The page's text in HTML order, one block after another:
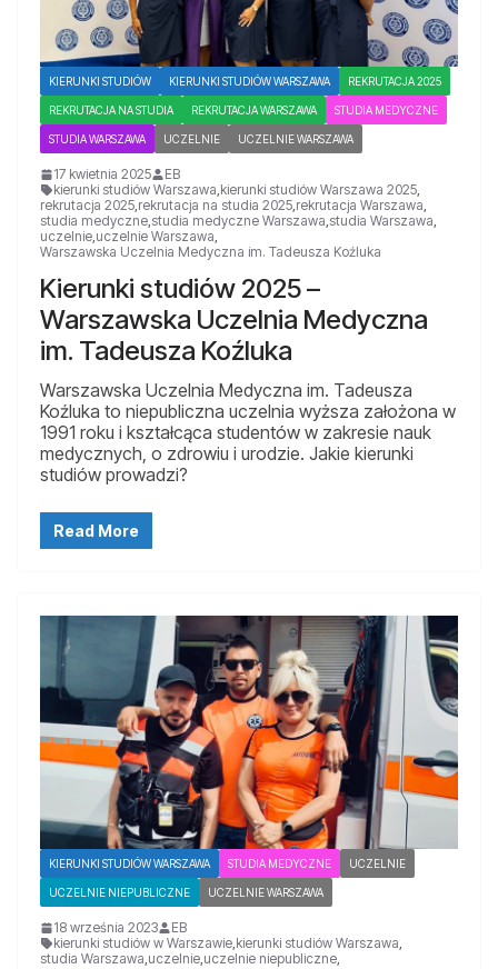
KIERUNKI STUDIÓW KIERUNKI STUDIÓW WARSZAWA REKRUTACJA 2025
REKRUTACJA NA STUDIA REKRUTACJA WARSZAWA STUDIA MEDYCZNE
STUDIA WARSZAWA UCZELNIE UCZELNIE WARSZAWA
17 kwietnia 2025
EB
kierunki studiów Warszawa,kierunki studiów Warszawa 2025,
rekrutacja 2025,rekrutacja na studia 2025,rekrutacja Warszawa,
studia medyczne,studia medyczne Warszawa,studia Warszawa,
uczelnie,uczelnie Warszawa,
Warszawska Uczelnia Medyczna im. Tadeusza Koźluka
Kierunki studiów 2025 –
Warszawska Uczelnia Medyczna
im. Tadeusza Koźluka
Warszawska Uczelnia Medyczna im. Tadeusza
Koźluka to niepubliczna uczelnia wyższa założona w
1991 roku i kształcąca studentów w zakresie nauk
medycznych, o zdrowiu i urodzie. Jakie kierunki
studiów prowadzi?
Read More
KIERUNKI STUDIÓW WARSZAWA STUDIA MEDYCZNE UCZELNIE
UCZELNIE NIEPUBLICZNE UCZELNIE WARSZAWA
18 września 2023
EB
kierunki studiów w Warszawie kierunki studiów Warszawa
studia Warszawa uczelnie uczelnie niepubliczne